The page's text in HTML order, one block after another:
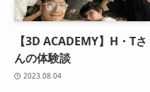
【3D ACADEMY】H・Tさ
んの体験談
2023.08.04